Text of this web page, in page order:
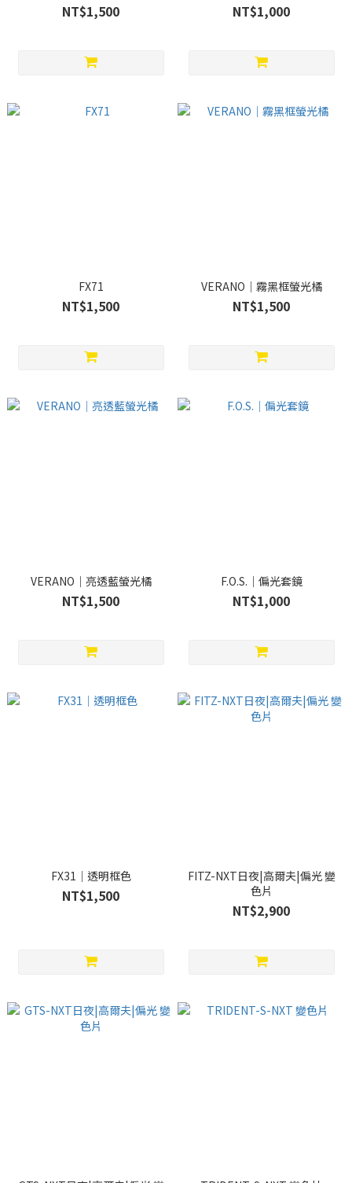
NT$1,500 NT$1,000
FX71
NT$1,500
VERANO｜霧黑框螢光橘
NT$1,500
VERANO｜亮透藍螢光橘
NT$1,500
F.O.S.｜偏光套鏡
NT$1,000
FX31｜透明框色
NT$1,500
FITZ-NXT日夜|高爾夫|偏光 變
色片
NT$2,900